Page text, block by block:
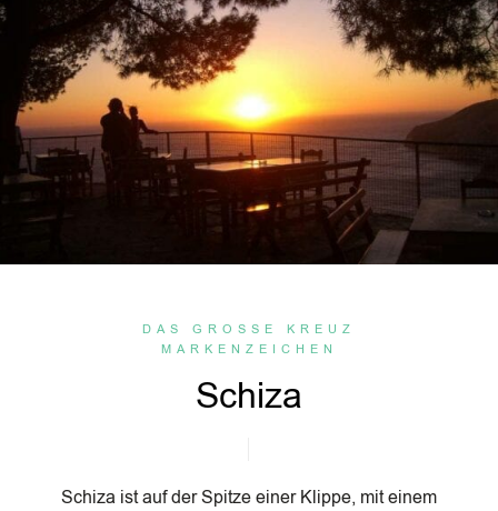
DAS GROSSE KREUZ M
ARKENZEICHEN
Schiza
Schiza ist auf der Spitze einer Klippe, mit einem